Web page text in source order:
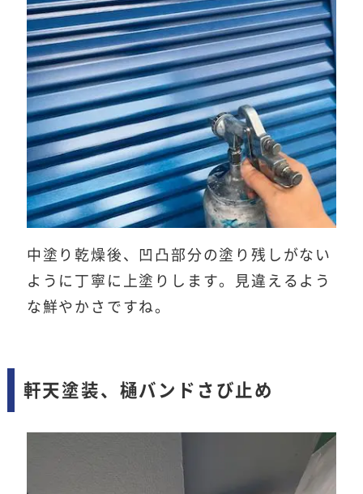
中塗り乾燥後、凹凸部分の塗り残しがない
ように丁寧に上塗りします。見違えるよう
な鮮やかさですね。
軒天塗装、樋バンドさび止め